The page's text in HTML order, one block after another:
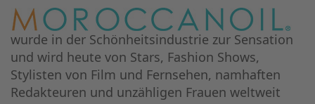
wurde in der Schönheitsindustrie zur Sensation
und wird heute von Stars, Fashion Shows,
Stylisten von Film und Fernsehen, namhaften
Redakteuren und unzähligen Frauen weltweit